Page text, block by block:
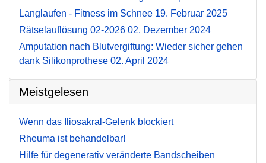
Langlaufen - Fitness im Schnee 19. Februar 2025
Rätselauflösung 02-2026 02. Dezember 2024
Amputation nach Blutvergiftung: Wieder sicher gehen
dank Silikonprothese 02. April 2024
Meistgelesen
Wenn das Iliosakral-Gelenk blockiert
Rheuma ist behandelbar!
Hilfe für degenerativ veränderte Bandscheiben